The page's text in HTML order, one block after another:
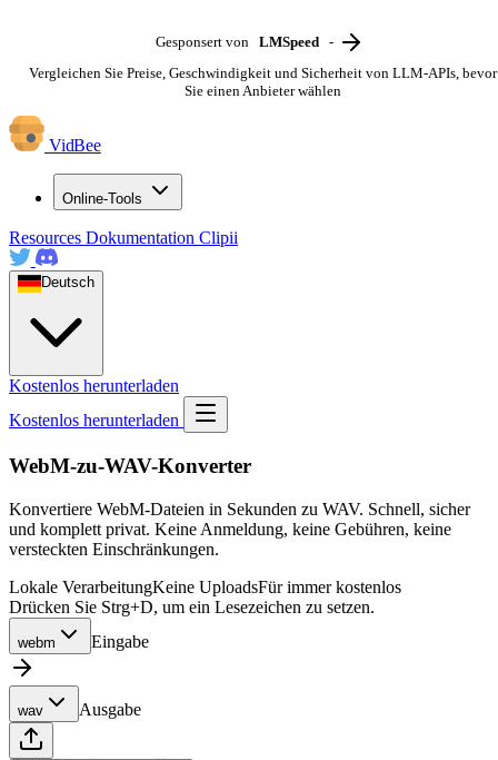
Gesponsert von LMSpeed -
Vergleichen Sie Preise, Geschwindigkeit und Sicherheit von LLM-APIs, bevor
Sie einen Anbieter wählen
VidBee
Online-Tools
Resources Dokumentation Clipii
Deutsch
Kostenlos herunterladen
Kostenlos herunterladen
WebM-zu-WAV-Konverter
Konvertiere WebM-Dateien in Sekunden zu WAV. Schnell, sicher
und komplett privat. Keine Anmeldung, keine Gebühren, keine
versteckten Einschränkungen.
Lokale VerarbeitungKeine UploadsFür immer kostenlos
Drücken Sie Strg+D, um ein Lesezeichen zu setzen.
webm Eingabe
wav Ausgabe